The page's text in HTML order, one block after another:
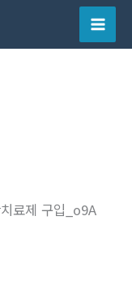
Main
료제 구입_o9A